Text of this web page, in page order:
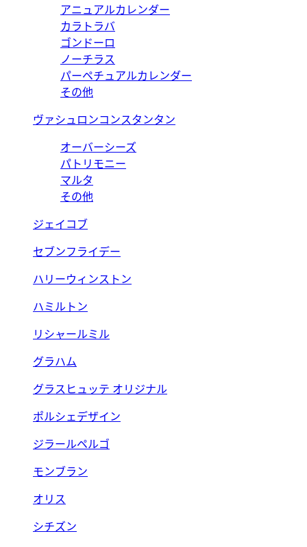
アニュアルカレンダー
カラトラバ
ゴンドーロ
ノーチラス
パーペチュアルカレンダー
その他
ヴァシュロンコンスタンタン
オーバーシーズ
パトリモニー
マルタ
その他
ジェイコブ
セブンフライデー
ハリーウィンストン
ハミルトン
リシャールミル
グラハム
グラスヒュッテ オリジナル
ポルシェデザイン
ジラールペルゴ
モンブラン
オリス
シチズン